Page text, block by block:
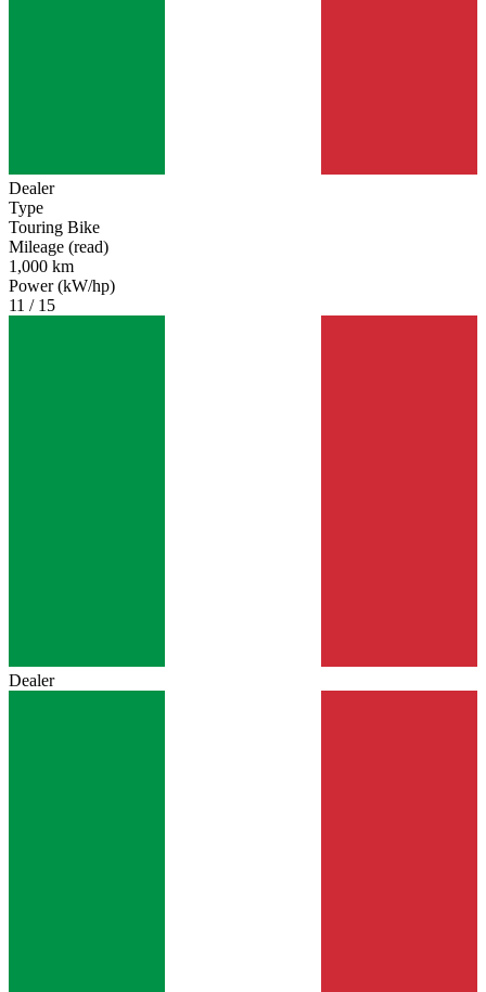
Dealer
Type
Touring Bike
Mileage (read)
1,000 km
Power (kW/hp)
11 / 15
Dealer